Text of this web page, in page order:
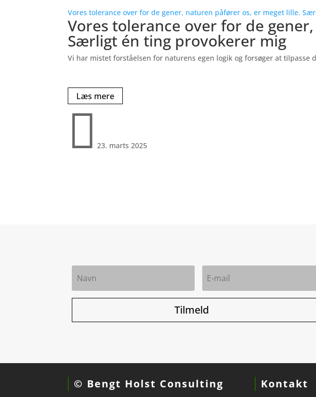
Vores tolerance over for de gener, naturen påfører os, er meget lille.
Vores tolerance over for de
Særligt én ting provokerer mig
Vi har mistet forståelsen for naturens egen logik og forsøger at
Læs mere
 23. marts 2025
Tilmeld
© Bengt Holst Consulting Kontakt